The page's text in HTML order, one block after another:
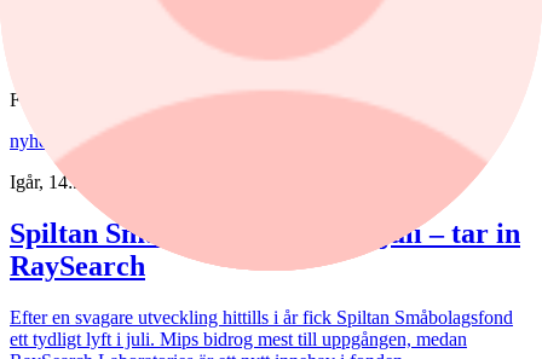
stigande omsättning och förbättrade marginaler. Enligt förvaltarna
Joakim Agerback och Shayan Heidari går nu försvarssektorn in i en
Fonder
nyheter
Spiltan Småbolagsfond
Igår, 14:51
Spiltan Småbolagsfond lyfte i juli – tar in
RaySearch
Efter en svagare utveckling hittills i år fick Spiltan Småbolagsfond
ett tydligt lyft i juli. Mips bidrog mest till uppgången, medan